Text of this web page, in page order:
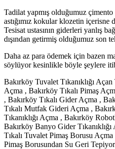
Tadilat yapmış olduğumuz
astığımız kokular klozetin
Tesisat ustasının giderleri yanlış
dışından getirmiş olduğumuz son
Daha az para ödemek için bazen
söylüyor kesinlikle böyle şeylere
Bakırköy Tuvalet Tıkanıklığı
Açma , Bakırköy Tıkalı Pimaş
, Bakırköy Tıkalı Gider Açma ,
Tıkalı Mutfak Gideri Açma ,
Tıkanıklığı Açma , Bakırköy
Bakırköy Banyo Gider
Tıkalı Tuvalet Pimaş Borusu
Pimaş Borusundan Su Geri